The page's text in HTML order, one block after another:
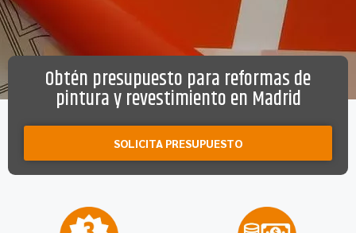
Obtén presupuesto para reformas de
pintura y revestimiento en Madrid
SOLICITA PRESUPUESTO